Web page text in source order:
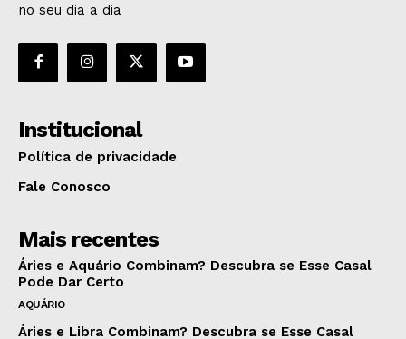
no seu dia a dia
Institucional
Política de privacidade
Fale Conosco
Mais recentes
Áries e Aquário Combinam? Descubra se Esse Casal
Pode Dar Certo
AQUÁRIO
Áries e Libra Combinam? Descubra se Esse Casal